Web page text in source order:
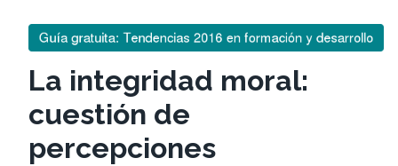
La integridad moral:
cuestión de
percepciones